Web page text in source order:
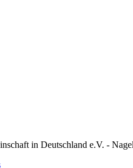
in Deutschland e.V. -